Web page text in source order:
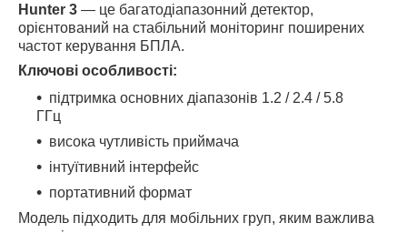
Hunter 3 — це багатодіапазонний детектор,
орієнтований на стабільний моніторинг поширених
частот керування БПЛА.
Ключові особливості:
підтримка основних діапазонів 1.2 / 2.4 / 5.8
ГГц
висока чутливість приймача
інтуїтивний інтерфейс
портативний формат
Модель підходить для мобільних груп, яким важлива